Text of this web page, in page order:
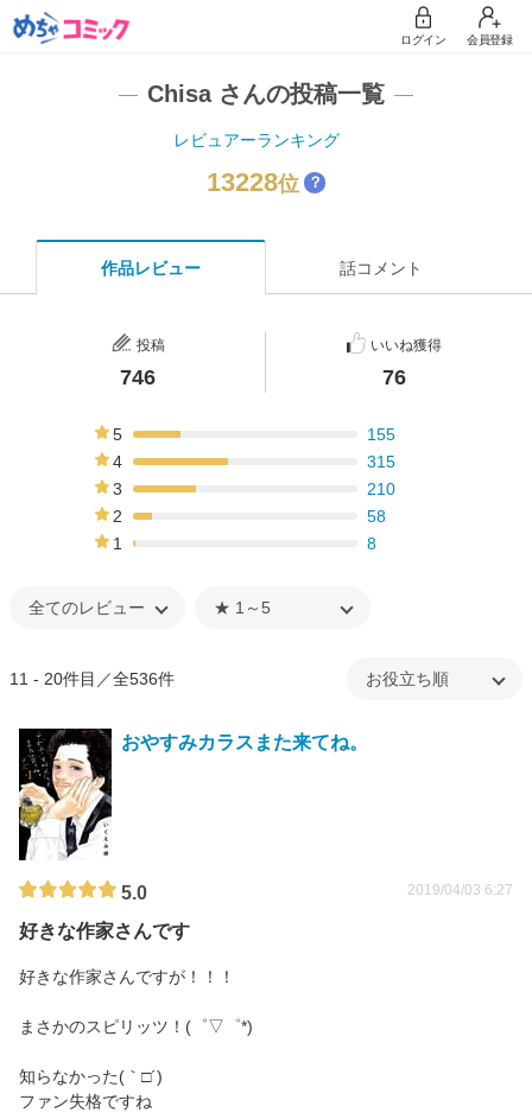
ログイン 会員登録
Chisa さんの投稿一覧
レビュアーランキング
13228位 ？
作品レビュー 話コメント
投稿
746
いいね獲得
76
5
155
4
315
3
210
2
58
1
8
11 - 20件目／全536件
おやすみカラスまた来てね。
5.0 2019/04/03 6:27
好きな作家さんです
好きな作家さんですが！！！
まさかのスピリッツ！(゜▽゜*)
知らなかった(｀□´)
ファン失格ですね